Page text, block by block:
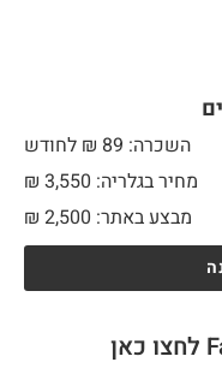
השכרה: 89 ₪ לחודש
מחיר בגלריה: 3,550 ₪
מבצע באתר:
₪ 2,500